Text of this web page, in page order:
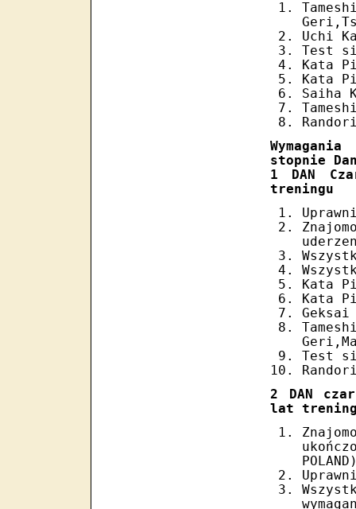
Uchi
Test
Kata
Kata
Saiha
stopnie
1 DAN
treningu
Kata
Kata
Geksai
Test
2 DAN
lat